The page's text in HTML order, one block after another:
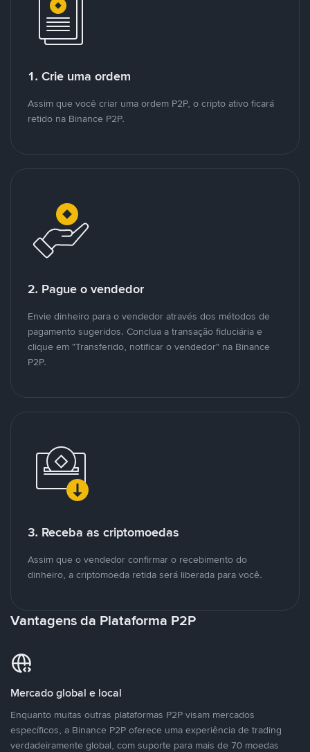
1. Crie uma ordem
Assim que você criar uma ordem P2P, o cripto ativo ficará
retido na Binance P2P.
2. Pague o vendedor
Envie dinheiro para o vendedor através dos métodos de
pagamento sugeridos. Conclua a transação fiduciária e
clique em "Transferido, notificar o vendedor" na Binance
P2P.
3. Receba as criptomoedas
Assim que o vendedor confirmar o recebimento do
dinheiro, a criptomoeda retida será liberada para você.
Vantagens da Plataforma P2P
Mercado global e local
Enquanto muitas outras plataformas P2P visam mercados
específicos, a Binance P2P oferece uma experiência de trading
verdadeiramente global, com suporte para mais de 70 moedas